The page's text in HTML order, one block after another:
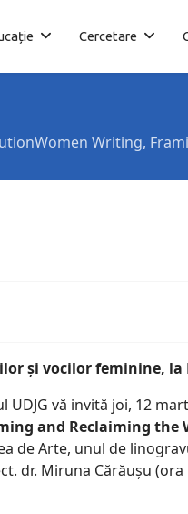
Cercetare
Writing,
și vocilor feminine, la
vă invită joi, 12
and Reclaiming the
de Arte, unul de
dr. Miruna Cărăușu